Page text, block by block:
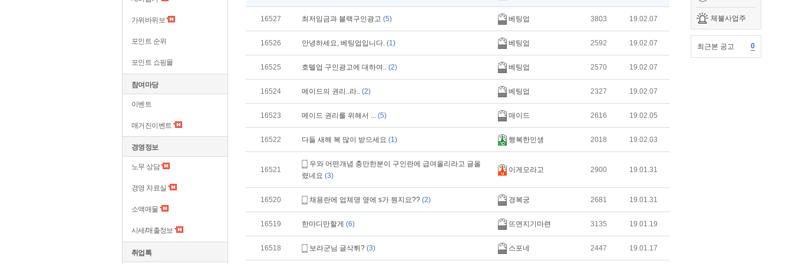
체불사업주
최근본 공고 0
가위바위보
포인트 순위
포인트 쇼핑몰
참여마당
이벤트
매거진이벤트
경영정보
노무 상담
경영 자료실
소액매물
시세/매출정보
취업톡
16527 최저임금과 블랙구인광고 (5) 베팅업 3803 19.02.07
16526 안녕하세요, 베팅업입니다. (1) 베팅업 2592 19.02.07
16525 호텔업 구인광고에 대하여.. (2) 베팅업 2570 19.02.07
16524 메이드의 권리..라.. (2) 베팅업 2327 19.02.07
16523 메이드 권리를 위해서 ... (5) 매이드 2616 19.02.05
16522 다들 새해 복 많이 받으세요 (1) 행복한인생 2018 19.02.03
16521
우와 어떤개념 충만한분이 구인란에 급여올리라고 글올
렸네요 (3)
이게모라고 2900 19.01.31
16520 채용란에 업체명 옆에 s가 뭔지요?? (2) 경복궁 2681 19.01.31
16519 한마디만할게 (6) 뜨면지기마련 3135 19.01.19
16518 보라군님 글삭튀? (3) 스포네 2447 19.01.17